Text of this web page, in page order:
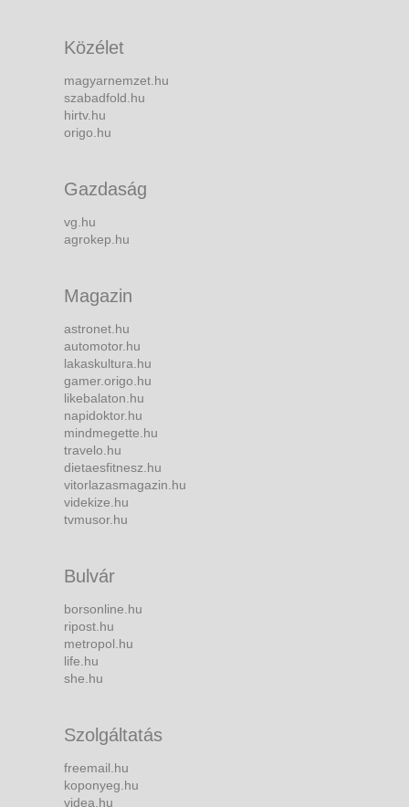
Közélet
magyarnemzet.hu
szabadfold.hu
hirtv.hu
origo.hu
Gazdaság
vg.hu
agrokep.hu
Magazin
astronet.hu
automotor.hu
lakaskultura.hu
gamer.origo.hu
likebalaton.hu
napidoktor.hu
mindmegette.hu
travelo.hu
dietaesfitnesz.hu
vitorlazasmagazin.hu
videkize.hu
tvmusor.hu
Bulvár
borsonline.hu
ripost.hu
metropol.hu
life.hu
she.hu
Szolgáltatás
freemail.hu
koponyeg.hu
videa.hu